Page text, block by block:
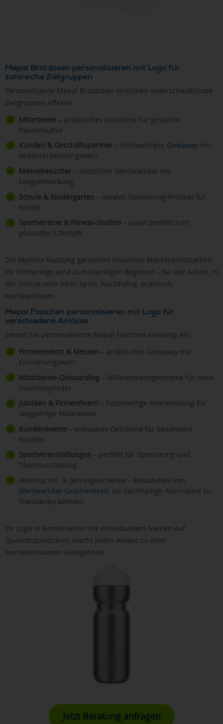
Mepal Brotdosen personalisieren mit Logo für
zahlreiche Zielgruppen
Personalisierte Mepal Brotdosen erreichen unterschiedlichste
Zielgruppen effektiv:
Mitarbeiter – praktisches Geschenk für gesunde
Pausenkultur
Kunden & Geschäftspartner – hochwertiges Giveaway mit
Wiedererkennungswert
Messebesucher – nützlicher Werbeartikel mit
Langzeitwirkung
Schule & Kindergarten – ideales Sponsoring-Produkt für
Kinder
Sportvereine & Fitness-Studios – passt perfekt zum
gesunden Lifestyle
Die tägliche Nutzung garantiert maximale Markensichtbarkeit.
Ihr Firmenlogo wird zum ständigen Begleiter – bei der Arbeit, in
der Schule oder beim Sport. Nachhaltig, praktisch,
werbewirksam.
Mepal Flaschen personalisieren mit Logo für
verschiedene Anlässe
Setzen Sie personalisierte Mepal Flaschen vielseitig ein:
Firmenevents & Messen – praktisches Giveaway mit
Erinnerungswert
Mitarbeiter-Onboarding – Willkommensgeschenk für neue
Teammitglieder
Jubiläen & Firmenfeiern – hochwertige Anerkennung für
langjährige Mitarbeiter
Kundenevents – exklusives Geschenk für besondere
Kunden
Sportveranstaltungen – perfekt für Sponsoring und
Teamausstattung
Weihnachts- & Jahresgeschenke – Bestandteil von
Werbeartikel-Geschenksets als nachhaltige Alternative zu
Standardpräsenten
Ihr Logo in Kombination mit individuellem Namen auf
Qualitätsprodukten macht jeden Anlass zu einer
werbewirksamen Gelegenheit.
Jetzt Beratung anfragen